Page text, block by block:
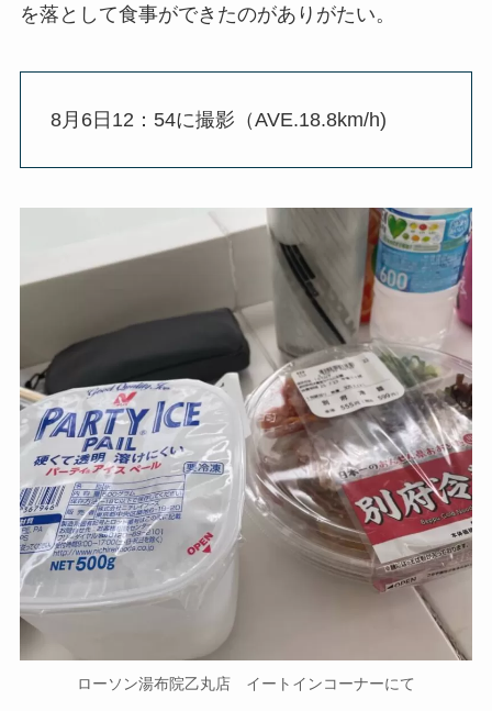
を落として食事ができたのがありがたい。
8月6日12：54に撮影（AVE.18.8km/h)
ローソン湯布院乙丸店 イートインコーナーにて